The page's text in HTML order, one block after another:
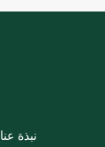
نبذة عنا